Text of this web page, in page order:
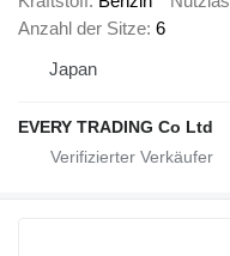
Anzahl der Sitze 6
Japan
EVERY TRADING Co Ltd